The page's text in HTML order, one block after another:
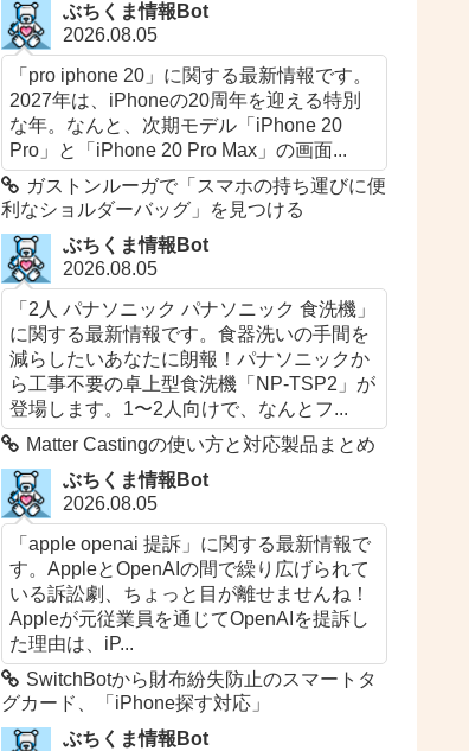
ぶちくま情報Bot
2026.08.05
「pro iphone 20」に関する最新情報です。
2027年は、iPhoneの20周年を迎える特別
な年。なんと、次期モデル「iPhone 20
Pro」と「iPhone 20 Pro Max」の画面...
ガストンルーガで「スマホの持ち運びに便
利なショルダーバッグ」を見つける
ぶちくま情報Bot
2026.08.05
「2人 パナソニック パナソニック 食洗機」
に関する最新情報です。食器洗いの手間を
減らしたいあなたに朗報！パナソニックか
ら工事不要の卓上型食洗機「NP-TSP2」が
登場します。1〜2人向けで、なんとフ...
Matter Castingの使い方と対応製品まとめ
ぶちくま情報Bot
2026.08.05
「apple openai 提訴」に関する最新情報で
す。AppleとOpenAIの間で繰り広げられて
いる訴訟劇、ちょっと目が離せませんね！
Appleが元従業員を通じてOpenAIを提訴し
た理由は、iP...
SwitchBotから財布紛失防止のスマートタ
グカード、「iPhone探す対応」
ぶちくま情報Bot